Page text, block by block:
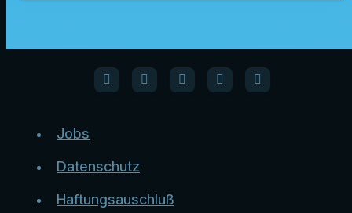
Jobs
Datenschutz
Haftungsauschluß